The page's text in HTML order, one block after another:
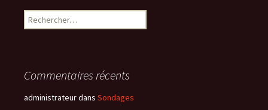
Rechercher :
Commentaires récents
administrateurdans Sondages